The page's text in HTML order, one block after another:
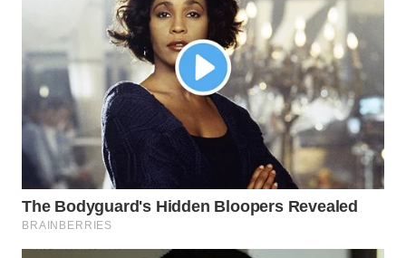
WAHANA
INFRASTRUKTUR
WAHANA
KONSUMEN
WAHANA
LISTRIK